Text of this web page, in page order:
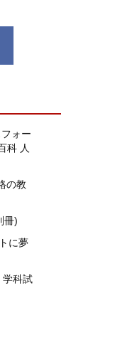
ォー
科 人
の教
冊)
に夢
学科試